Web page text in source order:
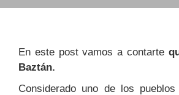
En este post vamos a contarte
Baztán.
Considerado uno de los